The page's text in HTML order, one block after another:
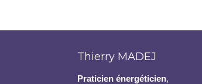
Thierry MADEJ
Praticien énergéticien,